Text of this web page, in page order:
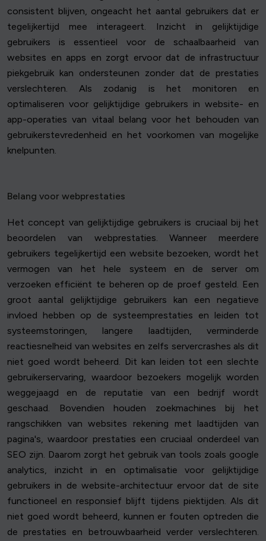
consistent blijven, ongeacht het aantal gebruikers dat er
tegelijkertijd mee interageert. Inzicht in gelijktijdige
gebruikers is essentieel voor de schaalbaarheid van
websites en apps en zorgt ervoor dat de infrastructuur
piekgebruik kan ondersteunen zonder dat de prestaties
verslechteren. Als zodanig is het monitoren en
optimaliseren voor gelijktijdige gebruikers in website- en
app-operaties van vitaal belang voor het behouden van
gebruikerstevredenheid en het voorkomen van mogelijke
knelpunten.
Belang voor webprestaties
Het concept van gelijktijdige gebruikers is cruciaal bij het
beoordelen van webprestaties. Wanneer meerdere
gebruikers tegelijkertijd een website bezoeken, wordt het
vermogen van het hele systeem en de server om
verzoeken efficiënt te beheren op de proef gesteld. Een
groot aantal gelijktijdige gebruikers kan een negatieve
invloed hebben op de systeemprestaties en leiden tot
systeemstoringen, langere laadtijden, verminderde
reactiesnelheid van websites en zelfs servercrashes als dit
niet goed wordt beheerd. Dit kan leiden tot een slechte
gebruikerservaring, waardoor bezoekers mogelijk worden
weggejaagd en de reputatie van een bedrijf wordt
geschaad. Bovendien houden zoekmachines bij het
rangschikken van websites rekening met laadtijden van
pagina's, waardoor prestaties een cruciaal onderdeel van
SEO zijn. Daarom zorgt het gebruik van tools zoals google
analytics, inzicht in en optimalisatie voor gelijktijdige
gebruikers in de website-architectuur ervoor dat de site
functioneel en responsief blijft tijdens piektijden. Als dit
niet goed wordt beheerd, kunnen er fouten optreden die
de prestaties en betrouwbaarheid verder verslechteren.